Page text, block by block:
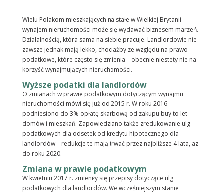
Wielu Polakom mieszkających na stałe w Wielkiej Brytanii
wynajem nieruchomości może się wydawać biznesem marzeń.
Działalnością, która sama na siebie pracuje. Landlordowie nie
zawsze jednak mają lekko, chociażby ze względu na prawo
podatkowe, które często się zmienia – obecnie niestety nie na
korzyść wynajmujących nieruchomości.
Wyższe podatki dla landlordów
O zmianach w prawie podatkowym dotyczącym wynajmu
nieruchomości mówi się już od 2015 r. W roku 2016
podniesiono do 3% opłatę skarbową od zakupu buy to let
domów i mieszkań. Zapowiedziano także zredukowanie ulg
podatkowych dla odsetek od kredytu hipotecznego dla
landlordów – redukcje te mają trwać przez najbliższe 4 lata, az
do roku 2020.
Zmiana w prawie podatkowym
W kwietniu 2017 r. zmieniły się przepisy dotyczące ulg
podatkowych dla landlordów. We wcześniejszym stanie